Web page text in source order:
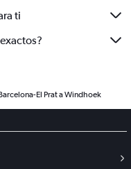
ti
El Prat a Windhoek